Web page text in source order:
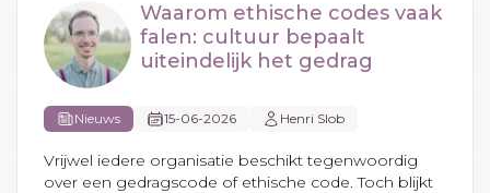
Waarom ethische codes vaak
falen: cultuur bepaalt
uiteindelijk het gedrag
Nieuws 15-06-2026 Henri Slob
Vrijwel iedere organisatie beschikt tegenwoordig
over een gedragscode of ethische code. Toch blijkt